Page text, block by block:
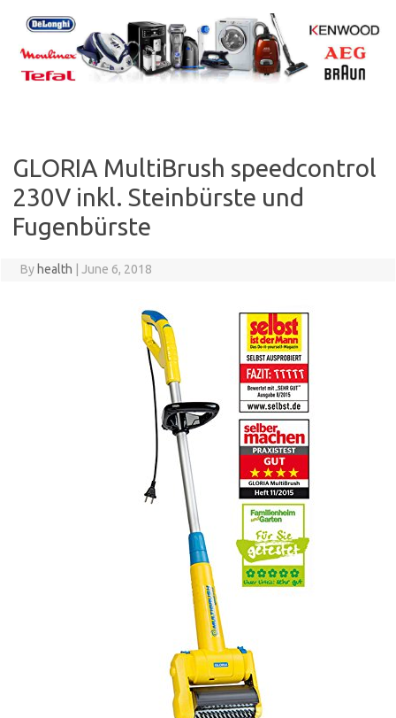
content
GLORIA MultiBrush speedcontrol
230V inkl. Steinbürste und
Fugenbürste
By health June 6, 2018